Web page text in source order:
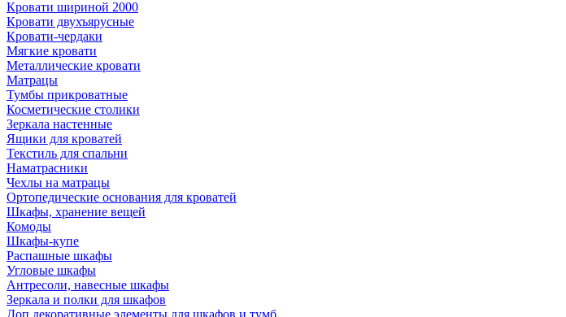
Кровати шириной 2000
Кровати двухъярусные
Кровати-чердаки
Мягкие кровати
Металлические кровати
Матрацы
Тумбы прикроватные
Косметические столики
Зеркала настенные
Ящики для кроватей
Текстиль для спальни
Наматрасники
Чехлы на матрацы
Ортопедические основания для кроватей
Шкафы, хранение вещей
Комоды
Шкафы-купе
Распашные шкафы
Угловые шкафы
Антресоли, навесные шкафы
Зеркала и полки для шкафов
Доп.декоративные элементы для шкафов и тумб